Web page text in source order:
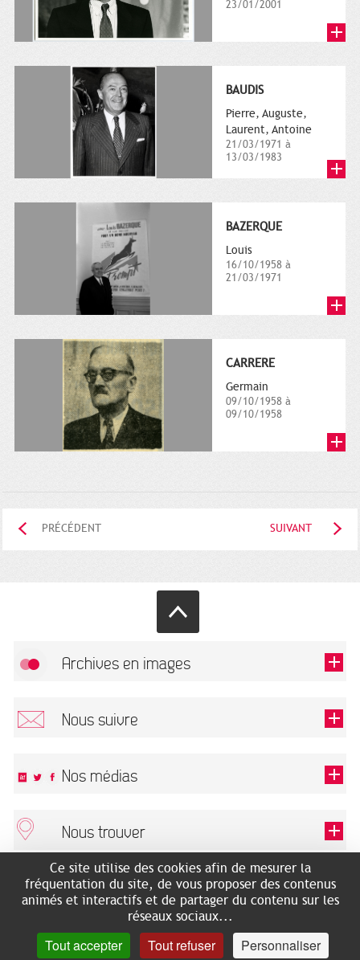
23/01/2001
BAUDIS
Pierre, Auguste,
Laurent, Antoine
21/03/1971 à
13/03/1983
BAZERQUE
Louis
16/10/1958 à
21/03/1971
CARRERE
Germain
09/10/1958 à
09/10/1958
PRÉCÉDENT SUIVANT
Archives en images
Nous suivre
Ce champ est exigé.
Nos médias
Nous trouver
ARCHIVES MUNICIPALES
2 rue des Archives
Accès mobilité réduite :
7 avenue de Bellevue
RECHERCHES GÉNÉALOGIQUES
NOUS CONNAÎTRE
SERVICE ÉDUCATIF
LES ARCHIVES EN LIGNE
HISTOIRE DE TOULOUSE
Ce site utilise des cookies afin de mesurer la
fréquentation du site, de vous proposer des contenus
animés et interactifs et de partager du contenu sur les
réseaux sociaux...
Tout accepter Tout refuser Personnaliser